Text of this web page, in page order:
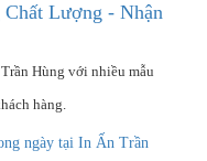
Lượng - Nhận
Hùng với nhiều mẫu
hàng.